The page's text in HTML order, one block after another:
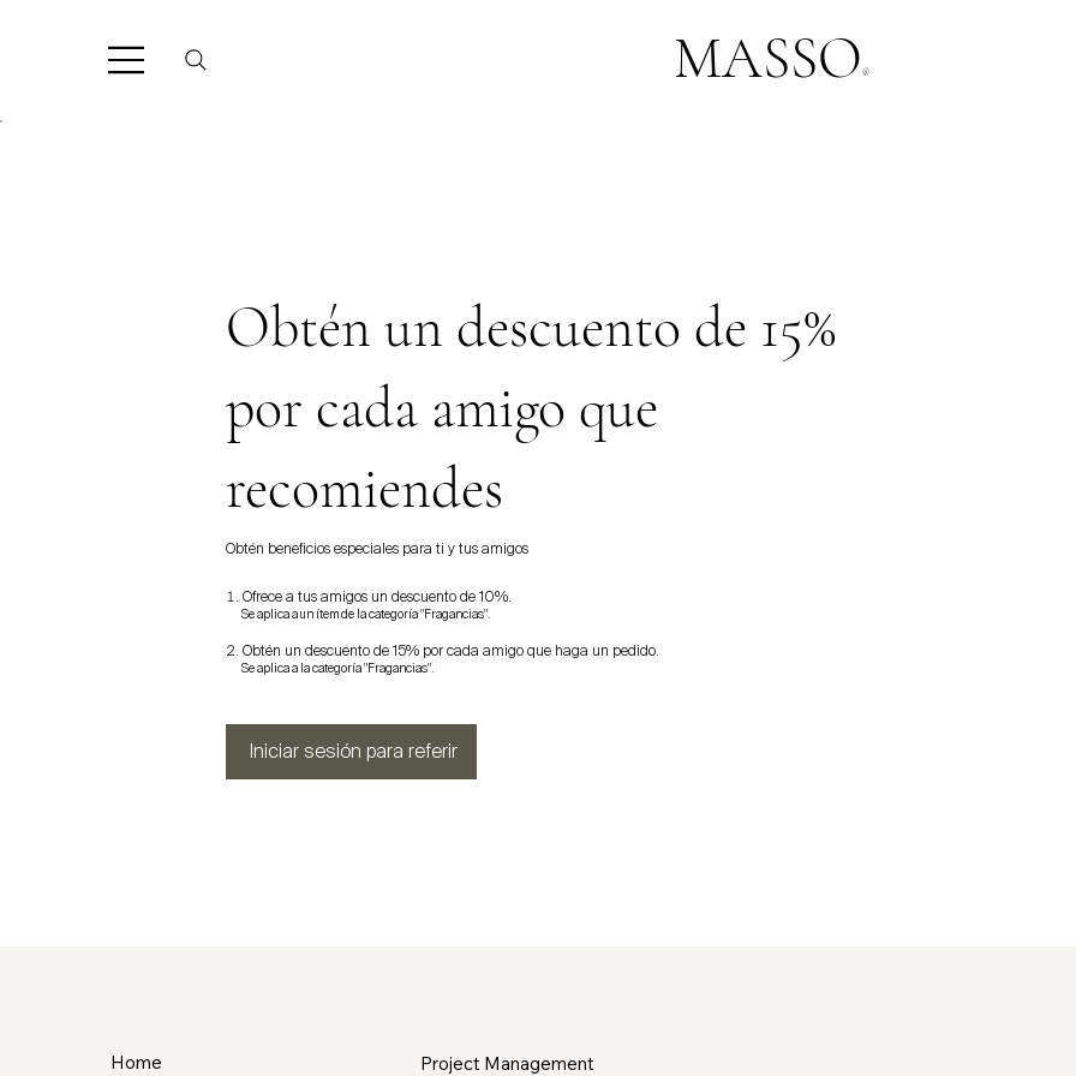
MASSO®
Obtén un descuento de 15%
por cada amigo que
recomiendes
Obtén beneficios especiales para ti y tus amigos
Ofrece a tus amigos un descuento de 10%.
Se aplica a un ítem de la categoría "Fragancias".
Obtén un descuento de 15% por cada amigo que haga un pedido.
Se aplica a la categoría "Fragancias".
Iniciar sesión para referir
Home Project Management